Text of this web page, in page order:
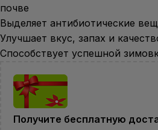
почве
Выделяет антибиотические
Улучшает вкус, запах и
Способствует успешной
Получите бесплатную